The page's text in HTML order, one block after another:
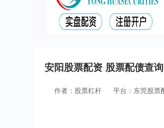
安阳股票配资 股票配债查
作者：股票杠杆 平台：东莞股票